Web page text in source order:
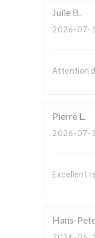
Julie B
2026-07-
Attention
Pierre L
2026-07-
Excellent
Hans-